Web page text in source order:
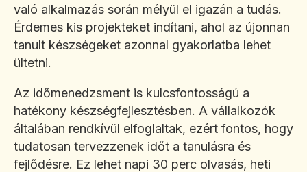
való alkalmazás során mélyül el igazán a tudás.
Érdemes kis projekteket indítani, ahol az újonnan
tanult készségeket azonnal gyakorlatba lehet
ültetni.
Az időmenedzsment is kulcsfontosságú a
hatékony készségfejlesztésben. A vállalkozók
általában rendkívül elfoglaltak, ezért fontos, hogy
tudatosan tervezzenek időt a tanulásra és
fejlődésre. Ez lehet napi 30 perc olvasás, heti